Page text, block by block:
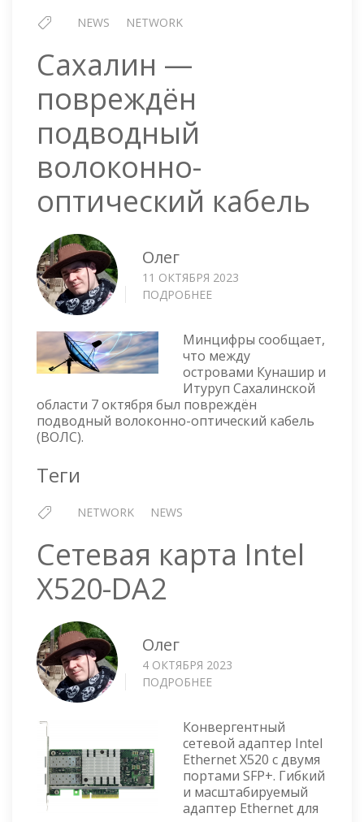
NEWS NETWORK
Сахалин —
повреждён
подводный
волоконно-
оптический кабель
Олег
11 ОКТЯБРЯ 2023
ПОДРОБНЕЕ
ПОВРЕЖДЁН
ПОДВОДНЫЙ
ВОЛОКОННО-
ОПТИЧЕСКИЙ
КАБЕЛЬ
Минцифры сообщает,
что между
островами Кунашир и
Итуруп Сахалинской
области 7 октября был повреждён
подводный волоконно-оптический кабель
(ВОЛС).
Теги
NETWORK NEWS
Сетевая карта Intel
X520-DA2
Олег
4 ОКТЯБРЯ 2023
ПОДРОБНЕЕ
INTEL
X520-
DA2
Конвергентный
сетевой адаптер Intel
Ethernet X520 с двумя
портами SFP+. Гибкий
и масштабируемый
адаптер Ethernet для